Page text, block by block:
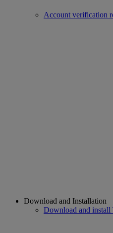
Account verification
Download and Installation
Download and install